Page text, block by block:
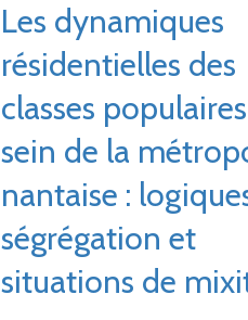
Les dynamiques
résidentielles des
classes
sein de la
nantaise :
ségrégation et
situations de